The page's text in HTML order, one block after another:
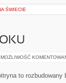
ŚWIECIE
MOŻLIWOŚĆ
to